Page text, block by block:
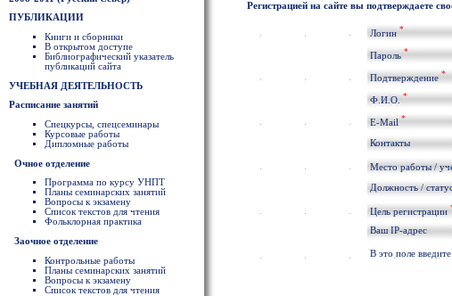
ПУБЛИКАЦИИ
Книги и сборники
В открытом доступе
Библиографический указатель
публикаций сайта
УЧЕБНАЯ ДЕЯТЕЛЬНОСТЬ
Расписание занятий
Спецкурсы, спецсеминары
Курсовые работы
Дипломные работы
Очное отделение
Программа по курсу УНПТ
Планы семинарских занятий
Вопросы к экзамену
Список текстов для чтения
Фольклорная практика
Заочное отделение
Контрольные работы
Планы семинарских занятий
Вопросы к экзамену
Список текстов для чтения
Регистрацией на сайте вы подтверждаете
Логин *
Пароль *
Подтверждение *
Ф.И.О. *
E-Mail *
Контакты
Место работы /
Должность /
Цель регистрации
Ваш IP-адрес
В это поле